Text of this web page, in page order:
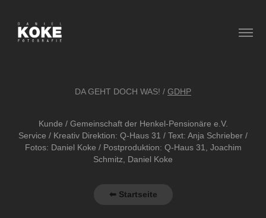
DA GEHT DOCH WAS! / GDHP
Kunde / Gemeinschaft der Henkel-Pensionäre e.V.
Service / Kreativ Direktion: Q-Haus 31 / Text: Anja Schrieber /
Fotos: Daniel Koke / Postproduktion: Q-Haus 31, Joachim
Schmitz, Daniel Koke
⬅ Startseite